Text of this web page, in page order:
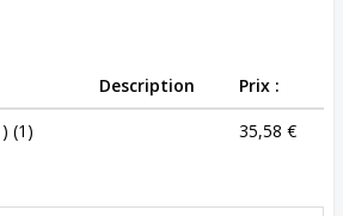
Description
Prix :
(1)
35,58 €